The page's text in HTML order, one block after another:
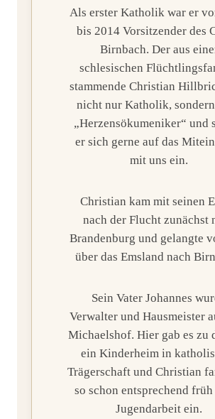
Als erster Katholik war er
bis 2014 Vorsitzender des
Birnbach. Der aus
schlesischen
stammende Christian
nicht nur Katholik,
„Herzensökumeniker“ und
er sich gerne auf das
mit uns ein.
Christian kam mit seinen
nach der Flucht zunächst
Brandenburg und gelangte
über das Emsland nach
Sein Vater Johannes
Verwalter und Hausmeister
Michaelshof. Hier gab es zu
ein Kinderheim in
Trägerschaft und Christian
so schon entsprechend
Jugendarbeit ein.